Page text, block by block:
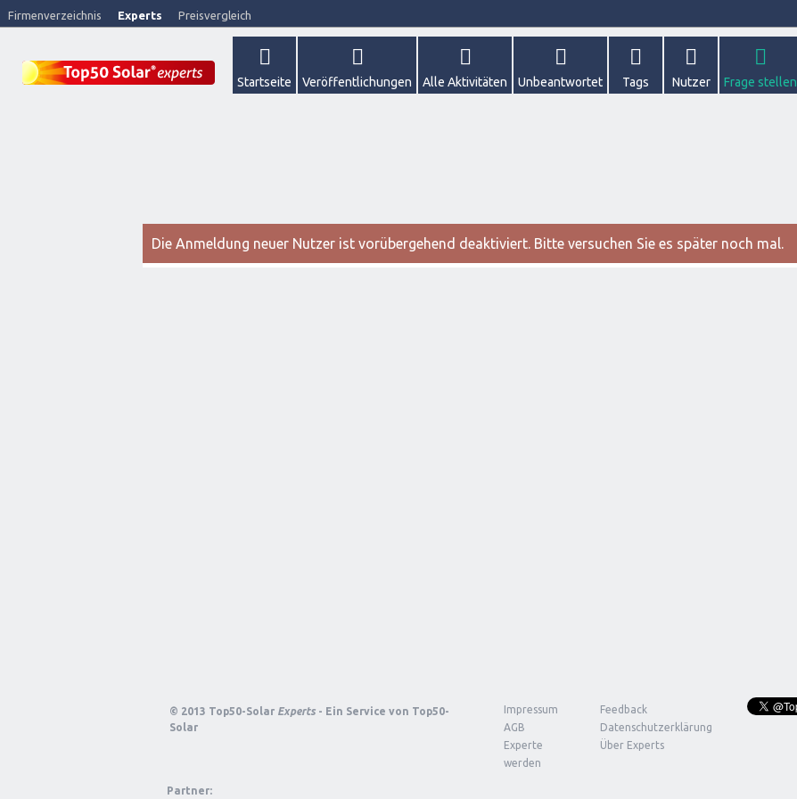
Firmenverzeichnis Experts Preisvergleich
Startseite Veröffentlichungen Alle Aktivitäten Unbeantwortet Tags Nutzer Frage stellen
Die Anmeldung neuer Nutzer ist vorübergehend deaktiviert. Bitte versuchen Sie es später noch mal.
© 2013 Top50-Solar Experts - Ein Service von Top50-
Solar
Impressum
Feedback
AGB
Datenschutzerklärung
Experte
werden
Über Experts
Partner: